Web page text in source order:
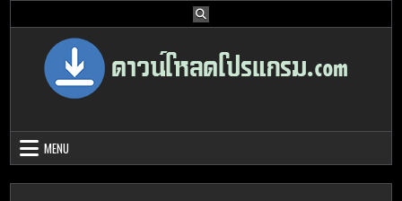
โปรแกรมฟรี
MENU